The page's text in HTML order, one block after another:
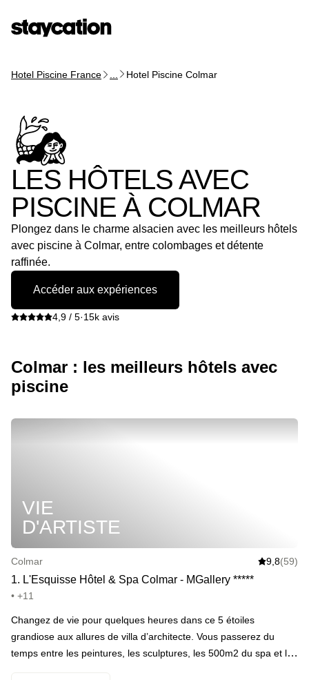
Hotel Piscine France Hotel Piscine Colmar
LES HÔTELS AVEC
PISCINE À COLMAR
Plongez dans le charme alsacien avec les meilleurs hôtels
avec piscine à Colmar, entre colombages et détente
raffinée.
Accéder aux expériences
4,9 / 5·15k avis
Colmar : les meilleurs hôtels avec
piscine
VIE
D'ARTISTE
Colmar 9,8(59)
1. L'Esquisse Hôtel & Spa Colmar - MGallery *****
• +11
Changez de vie pour quelques heures dans ce 5 étoiles
grandiose aux allures de villa d’architecte. Vous passerez du
temps entre les peintures, les sculptures, les 500m2 du spa et le